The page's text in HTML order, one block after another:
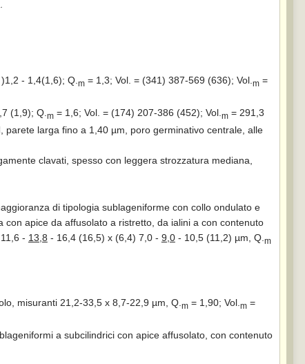
- 1,4(1,6); Q. m = 1,3; Vol. = (341) 387-569 (636); Vol. m =
(1,9); Q. m = 1,6; Vol. = (174) 207-386 (452); Vol. m = 291,3
parete larga fino a 1,40 µm, poro germinativo centrale, alle
clavati, spesso con leggera strozzatura mediana,
di tipologia sublageniforme con collo ondulato e
apice da affusolato a ristretto, da ialini a con contenuto
- 13,8 - 16,4 (16,5) x (6,4) 7,0 - 9,0- 10,5 (11,2) µm, Q.m
misuranti 21,2-33,5 x 8,7-22,9 µm, Q. m = 1,90; Vol. m =
a subcilindrici con apice affusolato, con contenuto